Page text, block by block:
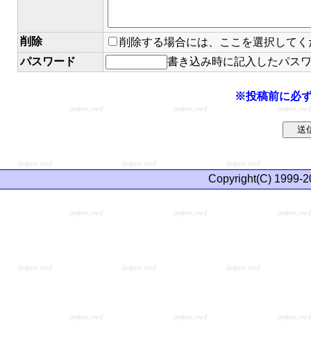
削除
削除する場合には、ここを選択してく
パスワード
書き込み時に記入したパス
※投稿前に必
Copyright(C) 1999-